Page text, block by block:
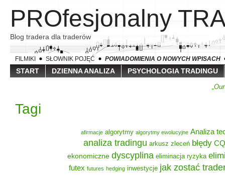
PROfesjonalny
Blog tradera dla traderów
FILMIKI SŁOWNIK POJĘĆ POWIADOMIENIA O NOWYCH WPISACH
START DZIENNA ANALIZA PSYCHOLOGIA TRADINGU
Tagi
afirmacje algorytmy algorytmy ewolucyjne Analiza
analiza tradingu arkusz zleceń błędy
ekonomiczne dyscyplina eliminacja ryzyka
futex futures hedging inwestycje jak zostać